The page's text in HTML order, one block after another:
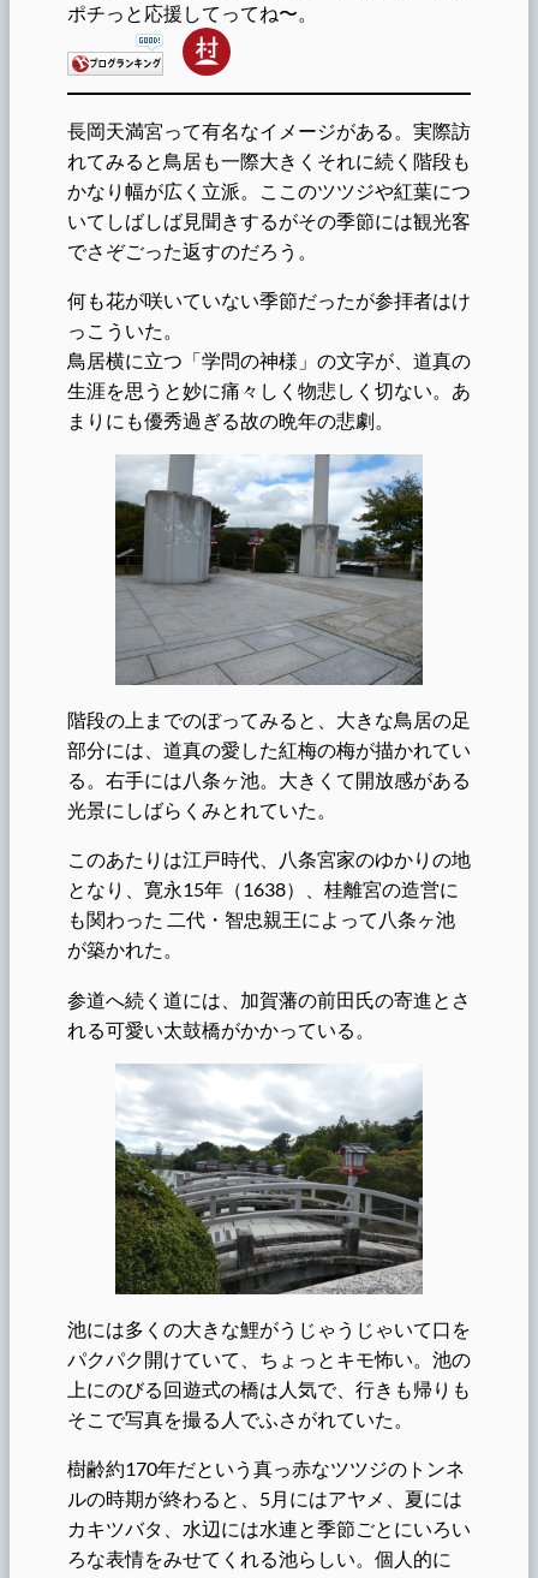
ポチっと応援してってね〜。
長岡天満宮って有名なイメージがある。実際訪
れてみると鳥居も一際大きくそれに続く階段も
かなり幅が広く立派。ここのツツジや紅葉につ
いてしばしば見聞きするがその季節には観光客
でさぞごった返すのだろう。
何も花が咲いていない季節だったが参拝者はけ
っこういた。
鳥居横に立つ「学問の神様」の文字が、道真の
生涯を思うと妙に痛々しく物悲しく切ない。あ
まりにも優秀過ぎる故の晩年の悲劇。
階段の上までのぼってみると、大きな鳥居の足
部分には、道真の愛した紅梅の梅が描かれてい
る。右手には八条ヶ池。大きくて開放感がある
光景にしばらくみとれていた。
このあたりは江戸時代、八条宮家のゆかりの地
となり、寛永15年（1638）、桂離宮の造営に
も関わった 二代・智忠親王によって八条ヶ池
が築かれた。
参道へ続く道には、加賀藩の前田氏の寄進とさ
れる可愛い太鼓橋がかかっている。
池には多くの大きな鯉がうじゃうじゃいて口を
パクパク開けていて、ちょっとキモ怖い。池の
上にのびる回遊式の橋は人気で、行きも帰りも
そこで写真を撮る人でふさがれていた。
樹齢約170年だという真っ赤なツツジのトンネ
ルの時期が終わると、5月にはアヤメ、夏には
カキツバタ、水辺には水連と季節ごとにいろい
ろな表情をみせてくれる池らしい。個人的に